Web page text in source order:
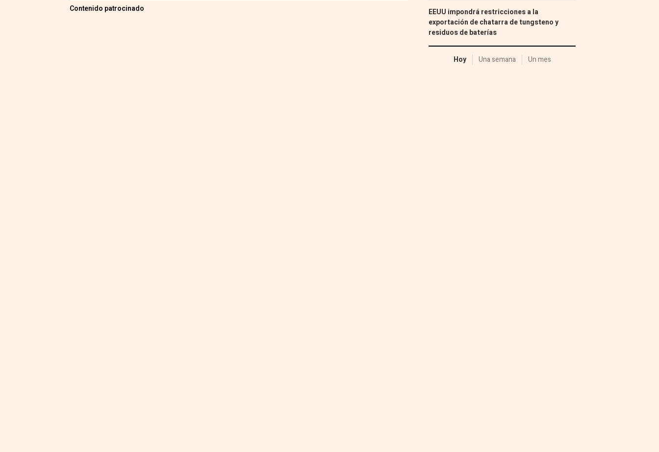
Contenido patrocinado
EEUU impondrá restricciones a la
exportación de chatarra de tungsteno y
residuos de baterías
Hoy Una semana Un mes